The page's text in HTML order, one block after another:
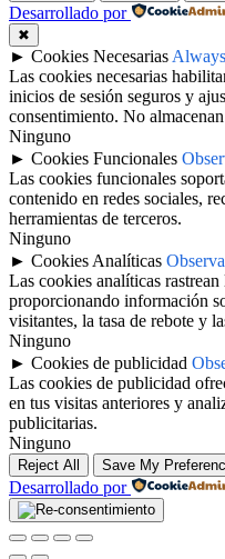
Desarrollado por
✖
► Cookies Necesarias
Las cookies necesarias
inicios de sesión seguros y
consentimiento. No
Ninguno
► Cookies Funcionales
Las cookies funcionales
contenido en redes sociales,
herramientas de terceros.
Ninguno
► Cookies Analíticas
Las cookies analíticas
proporcionando información
visitantes, la tasa de rebote y
Ninguno
► Cookies de publicidad
Las cookies de publicidad
en tus visitas anteriores y
publicitarias.
Ninguno
Reject All Save My
Desarrollado por